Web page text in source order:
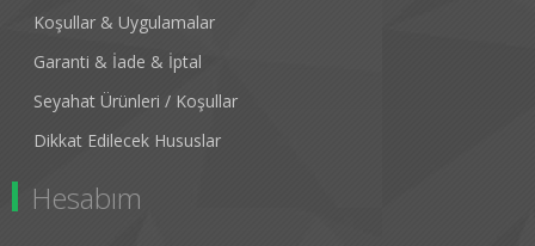
Koşullar & Uygulamalar
Garanti & İade & İptal
Seyahat Ürünleri / Koşullar
Dikkat Edilecek Hususlar
Hesabım